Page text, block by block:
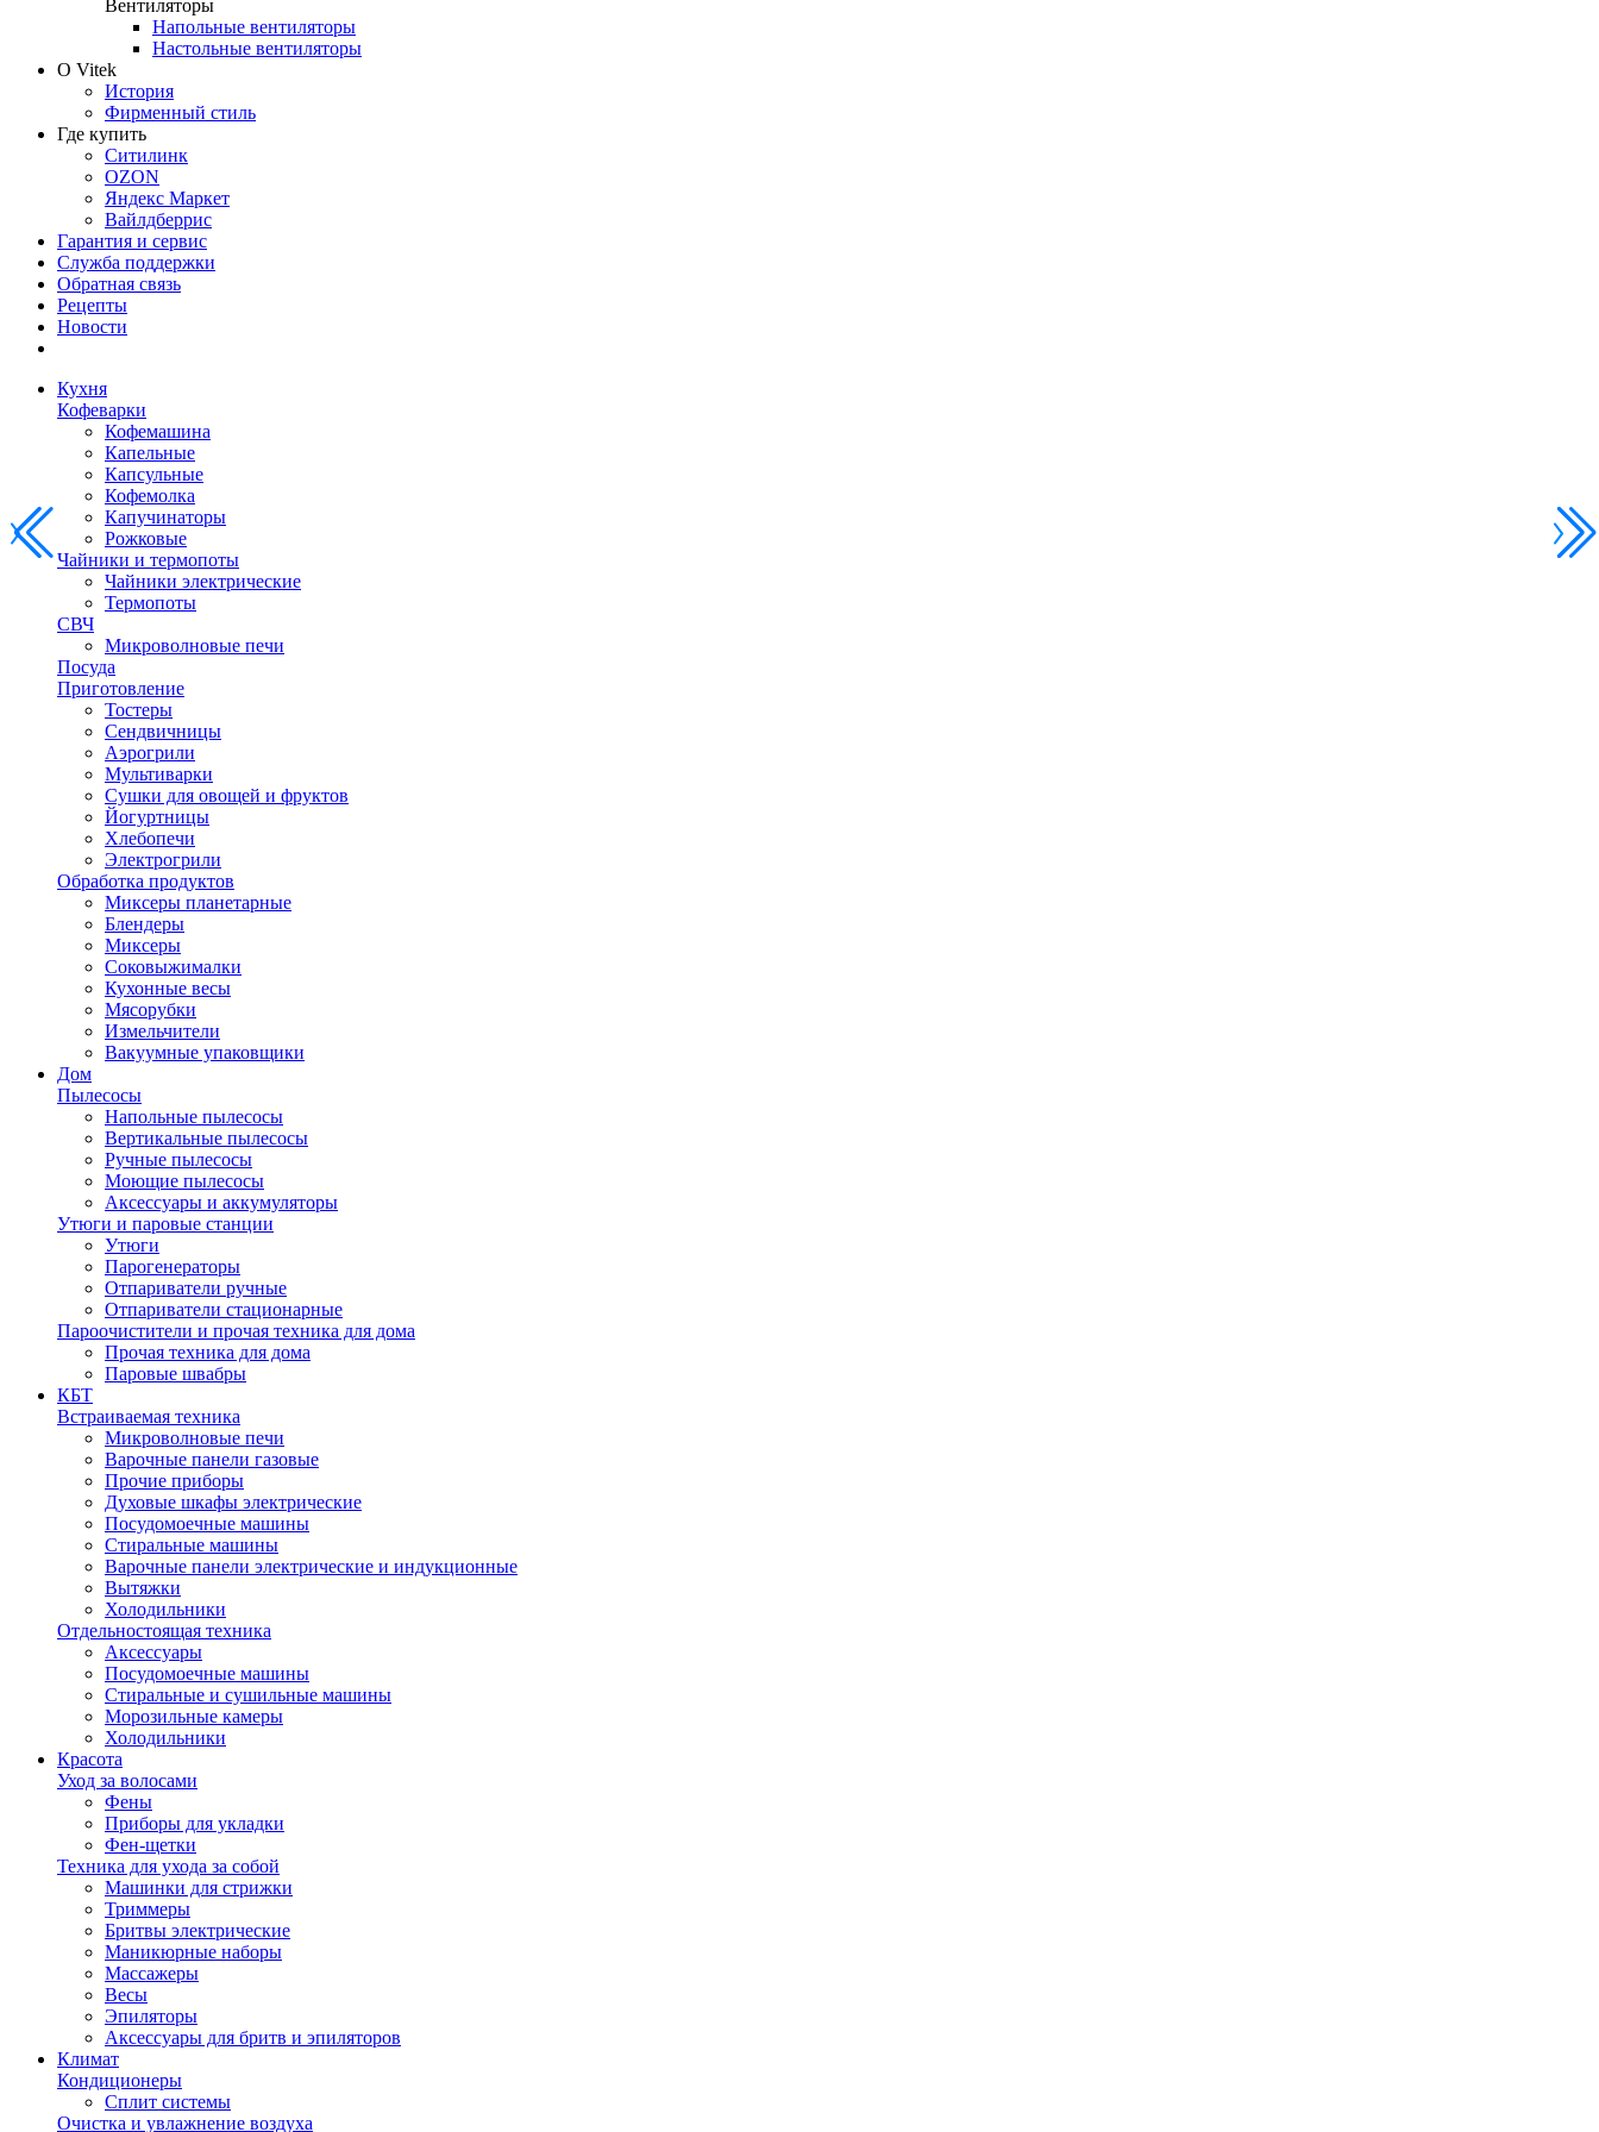
Вентиляторы
Напольные вентиляторы
Настольные вентиляторы
О Vitek
История
Фирменный стиль
Где купить
Ситилинк
OZON
Яндекс Маркет
Вайлдберрис
Гарантия и сервис
Служба поддержки
Обратная связь
Рецепты
Новости
Кухня
Кофеварки
Кофемашина
Капельные
Капсульные
Кофемолка
Капучинаторы
Рожковые
Чайники и термопоты
Чайники электрические
Термопоты
СВЧ
Микроволновые печи
Посуда
Приготовление
Тостеры
Сендвичницы
Аэрогрили
Мультиварки
Сушки для овощей и фруктов
Йогуртницы
Хлебопечи
Электрогрили
Обработка продуктов
Миксеры планетарные
Блендеры
Миксеры
Соковыжималки
Кухонные весы
Мясорубки
Измельчители
Вакуумные упаковщики
Дом
Пылесосы
Напольные пылесосы
Вертикальные пылесосы
Ручные пылесосы
Моющие пылесосы
Аксессуары и аккумуляторы
Утюги и паровые станции
Утюги
Парогенераторы
Отпариватели ручные
Отпариватели стационарные
Пароочистители и прочая техника для дома
Прочая техника для дома
Паровые швабры
КБТ
Встраиваемая техника
Микроволновые печи
Варочные панели газовые
Прочие приборы
Духовые шкафы электрические
Посудомоечные машины
Стиральные машины
Варочные панели электрические и индукционные
Вытяжки
Холодильники
Отдельностоящая техника
Аксессуары
Посудомоечные машины
Стиральные и сушильные машины
Морозильные камеры
Холодильники
Красота
Уход за волосами
Фены
Приборы для укладки
Фен-щетки
Техника для ухода за собой
Машинки для стрижки
Триммеры
Бритвы электрические
Маникюрные наборы
Массажеры
Весы
Эпиляторы
Аксессуары для бритв и эпиляторов
Климат
Кондиционеры
Сплит системы
Очистка и увлажнение воздуха